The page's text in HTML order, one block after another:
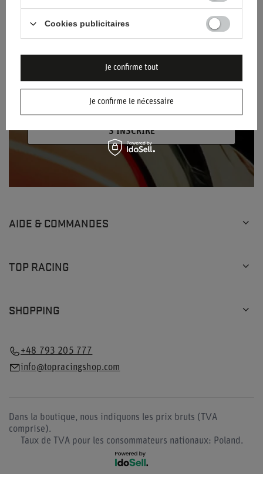
Saisissez votre adresse e-mail
Je consens au traitement de mes données
but de m'envoyer la lettre d'information
(marketing). Plus d'informationspolitique de
confidentialité.
S'INSCRIRE
AIDE & COMMANDES
TOP RACING
SHOPPING
+48 793 205 777
info@topracingshop.com
Dans la boutique, nous indiquons les prix bruts (TVA
comprise).
Taux de TVA pour les consommateurs nationaux: Poland.
Cookies publicitaires
Je confirme le nécessaire
Je confirme tout